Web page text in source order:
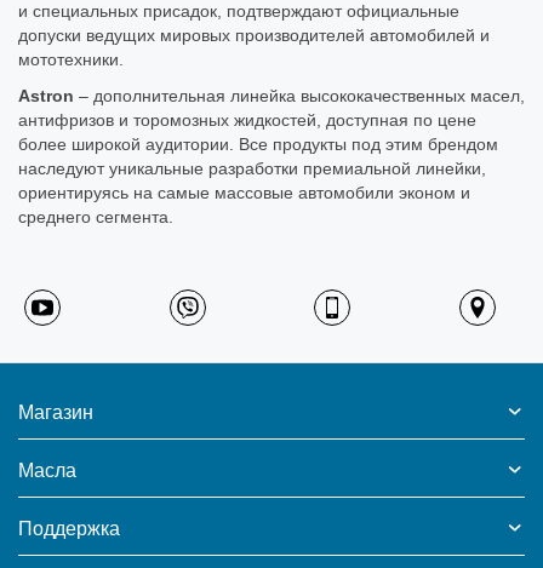
и специальных присадок, подтверждают официальные
допуски ведущих мировых производителей автомобилей и
мототехники.
Astron – дополнительная линейка высококачественных масел,
антифризов и торомозных жидкостей, доступная по цене
более широкой аудитории. Все продукты под этим брендом
наследуют уникальные разработки премиальной линейки,
ориентируясь на самые массовые автомобили эконом и
среднего сегмента.
Магазин
Масла
Поддержка